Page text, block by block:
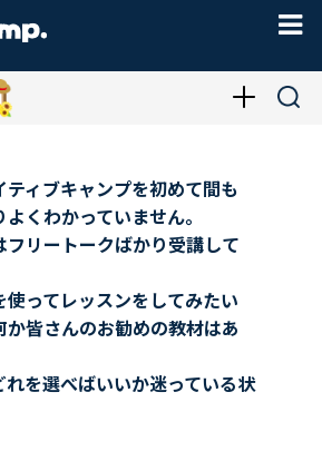
ティブキャンプを初めて間も
くわかっていません。
フリートークばかり受講して
使ってレッスンをしてみたい
か皆さんのお勧めの教材はあ
れを選べばいいか迷っている状